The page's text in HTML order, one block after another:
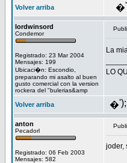
Volver arriba �
lordwinsord
Condemor
Registrado: 23 Mar 2004
Mensajes: 199
Ubicaci�n: Escondio,
preparando mi asalto al buen
gusto comercial con la version
rockera del "bulerias&amp
La
LO
Volver arriba �
anton
Pecadorl
Registrado: 06 Feb 2003
Mensajes: 582
joder,